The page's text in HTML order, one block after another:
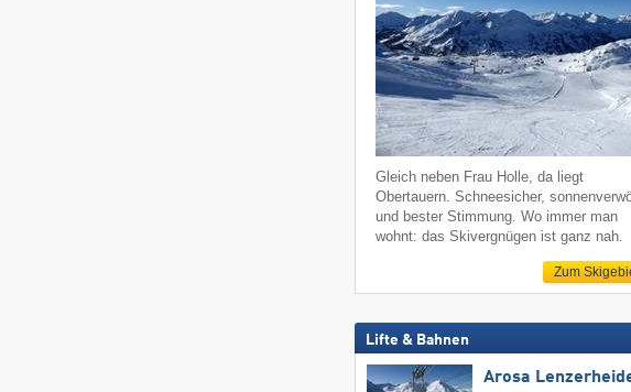
Gleich neben Frau Holle, da liegt
Obertauern. Schneesicher,
und bester Stimmung. Wo immer man
wohnt: das Skivergnügen ist ganz nah.
Zum
Lifte & Bahnen
Arosa